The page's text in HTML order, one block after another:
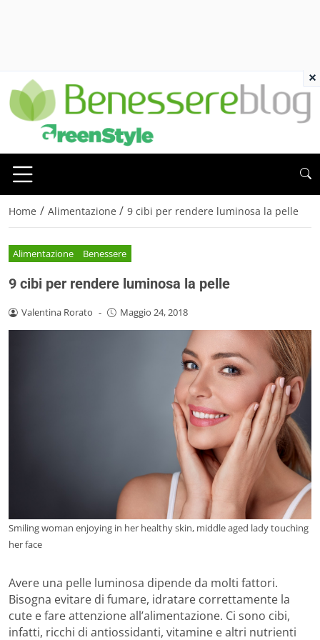
Home / Alimentazione / 9 cibi per rendere luminosa la pelle
Alimentazione Benessere
9 cibi per rendere luminosa la pelle
Valentina Rorato - Maggio 24, 2018
Smiling woman enjoying in her healthy skin, middle aged lady touching
her face
Avere una pelle luminosa dipende da molti fattori.
Bisogna evitare di fumare, idratare correttamente la
cute e fare attenzione all’alimentazione. Ci sono cibi,
infatti, ricchi di antiossidanti, vitamine e altri nutrienti
×